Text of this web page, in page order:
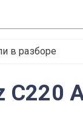
в разборе
C220